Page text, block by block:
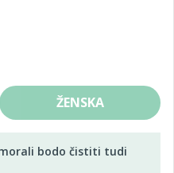
ŽENSKA
bodo čistiti tudi